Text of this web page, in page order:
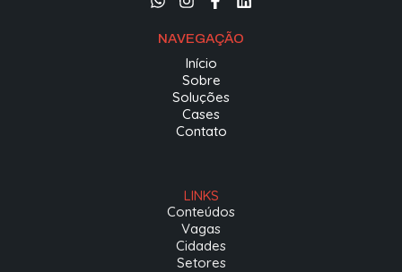
NAVEGAÇÃO
Início
Sobre
Soluções
Cases
Contato
LINKS
Conteúdos
Vagas
Cidades
Setores